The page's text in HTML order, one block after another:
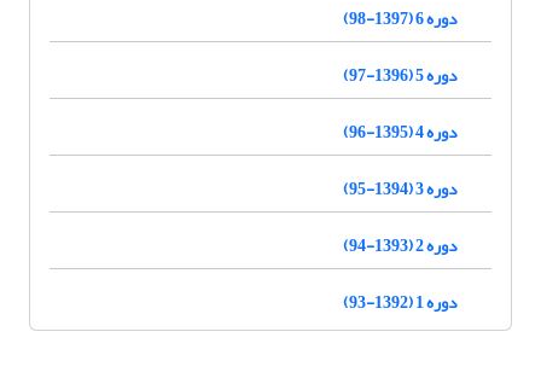
دوره 6 (1397-98)
دوره 5 (1396-97)
دوره 4 (1395-96)
دوره 3 (1394-95)
دوره 2 (1393-94)
دوره 1 (1392-93)